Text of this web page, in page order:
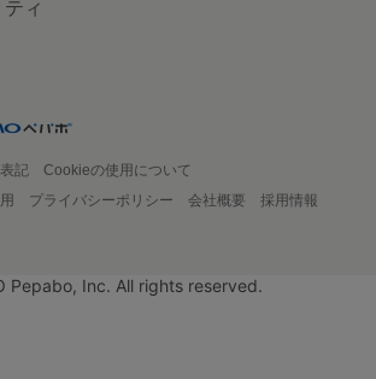
ィ
記
Cookieの使用について
プライバシーポリシー 会社概要
採用情報
Pepabo, Inc. All rights reserved.